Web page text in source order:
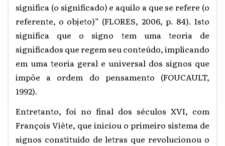
significa (o significado) e aquilo a que se refere (o
referente, o objeto)” (FLORES, 2006, p. 84). Isto
significa que o signo tem uma teoria de
significados que regem seu conteúdo, implicando
em uma teoria geral e universal dos signos que
impõe a ordem do pensamento (FOUCAULT,
1992).
Entretanto, foi no final dos séculos XVI, com
François Viète, que iniciou o primeiro sistema de
signos constituído de letras que revolucionou o